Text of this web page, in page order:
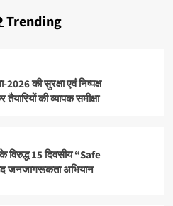
Trending
2026 की सुरक्षा एवं निष्पक्ष
की व्यापक समीक्षा
विरुद्ध 15 दिवसीय “Safe
जनजागरूकता अभियान